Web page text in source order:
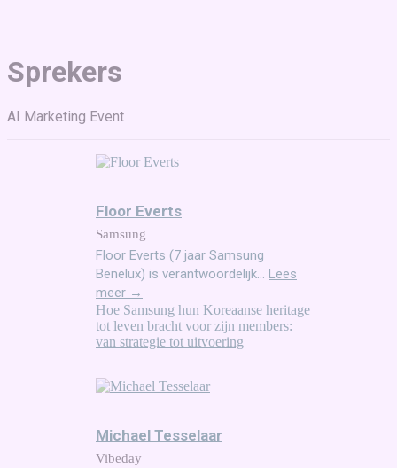
Sprekers
AI Marketing Event
Floor Everts
Samsung
Floor Everts (7 jaar Samsung
Benelux) is verantwoordelijk... Lees
meer →
Hoe Samsung hun Koreaanse heritage
tot leven bracht voor zijn members:
van strategie tot uitvoering
Michael Tesselaar
Vibeday